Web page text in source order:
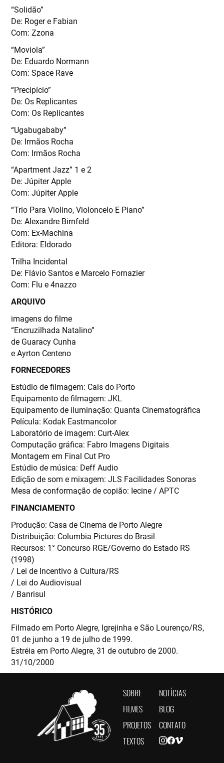
“Solidão”
De: Roger e Fabian
Com: Zzona
“Moviola”
De: Eduardo Normann
Com: Space Rave
“Precipício”
De: Os Replicantes
Com: Os Replicantes
“Ugabugababy”
De: Irmãos Rocha
Com: Irmãos Rocha
“Apartment Jazz” 1 e 2
De: Júpiter Apple
Com: Júpiter Apple
“Trio Para Violino, Violoncelo E Piano”
De: Alexandre Birnfeld
Com: Ex-Machina
Editora: Eldorado
Trilha Incidental
De: Flávio Santos e Marcelo Fornazier
Com: Flu e 4nazzo
ARQUIVO
imagens do filme
“Encruzilhada Natalino”
de Guaracy Cunha
e Ayrton Centeno
FORNECEDORES
Estúdio de filmagem: Cais do Porto
Equipamento de filmagem: JKL
Equipamento de iluminação: Quanta Cinematográfica
Película: Kodak Eastmancolor
Laboratório de imagem: Curt-Alex
Computação gráfica: Fabro Imagens Digitais
Montagem em Final Cut Pro
Estúdio de música: Deff Audio
Edição de som e mixagem: JLS Facilidades Sonoras
Mesa de conformação de copião: Iecine / APTC
FINANCIAMENTO
Produção: Casa de Cinema de Porto Alegre
Distribuição: Columbia Pictures do Brasil
Recursos: 1° Concurso RGE/Governo do Estado RS
(1998)
/ Lei de Incentivo à Cultura/RS
/ Lei do Audiovisual
/ Banrisul
HISTÓRICO
Filmado em Porto Alegre, Igrejinha e São Lourenço/RS,
01 de junho a 19 de julho de 1999.
Estréia em Porto Alegre, 31 de outubro de 2000.
31/10/2000
SOBRE
FILMES
PROJETOS
TEXTOS
NOTÍCIAS
BLOG
CONTATO